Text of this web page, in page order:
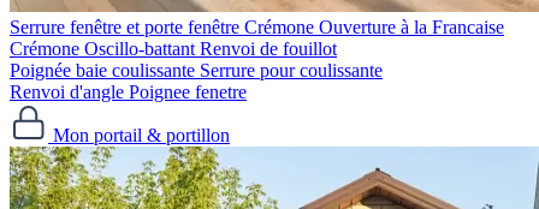
Serrure fenêtre et porte fenêtre
Crémone Ouverture à la Francaise
Crémone Oscillo-battant Renvoi de fouillot
Poignée baie coulissante Serrure pour coulissante
Renvoi d'angle Poignee fenetre
Mon portail & portillon